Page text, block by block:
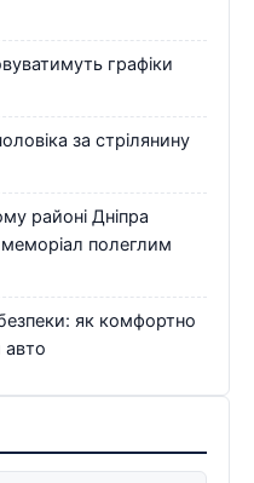
графіки
за стрілянину
районі Дніпра
полеглим
як комфортно
авто